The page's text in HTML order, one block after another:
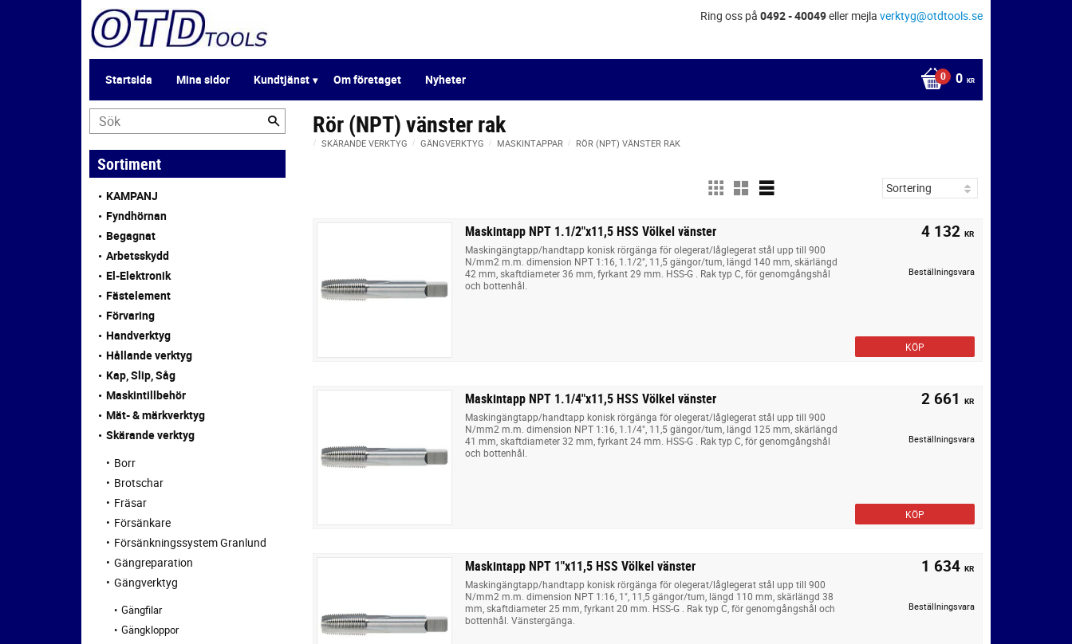
Ring oss på 0492 - 40049eller mejla verktyg@otdtools.se
Startsida Mina sidor Kundtjänst Om företaget Nyheter 0 KR
Rör (NPT) vänster rak
SKÄRANDE VERKTYG GÄNGVERKTYG MASKINTAPPAR RÖR (NPT) VÄNSTER RAK
Maskintapp NPT 1.1/2"x11,5 HSS Völkel vänster
Maskingängtapp/handtapp konisk rörgänga för olegerat/låglegerat stål upp till 900
N/mm2 m.m. dimension NPT 1:16, 1.1/2", 11,5 gängor/tum, längd 140 mm, skärlängd
42 mm, skaftdiameter 36 mm, fyrkant 29 mm. HSS-G . Rak typ C, för genomgångshål
och bottenhål.
4 132 KR
Beställningsvara
KÖP
Maskintapp NPT 1.1/4"x11,5 HSS Völkel vänster
Maskingängtapp/handtapp konisk rörgänga för olegerat/låglegerat stål upp till 900
N/mm2 m.m. dimension NPT 1:16, 1.1/4", 11,5 gängor/tum, längd 125 mm, skärlängd
41 mm, skaftdiameter 32 mm, fyrkant 24 mm. HSS-G . Rak typ C, för genomgångshål
och bottenhål.
2 661 KR
Beställningsvara
KÖP
Maskintapp NPT 1"x11,5 HSS Völkel vänster
Maskingängtapp/handtapp konisk rörgänga för olegerat/låglegerat stål upp till 900
N/mm2 m.m. dimension NPT 1:16, 1", 11,5 gängor/tum, längd 110 mm, skärlängd 38
mm, skaftdiameter 25 mm, fyrkant 20 mm. HSS-G . Rak typ C, för genomgångshål och
bottenhål. Vänstergänga.
1 634 KR
Beställningsvara
Sortiment
KAMPANJ
Fyndhörnan
Begagnat
Arbetsskydd
El-Elektronik
Fästelement
Förvaring
Handverktyg
Hållande verktyg
Kap, Slip, Såg
Maskintillbehör
Mät- & märkverktyg
Skärande verktyg
Borr
Brotschar
Fräsar
Försänkare
Försänkningssystem Granlund
Gängreparation
Gängverktyg
Gängfilar
Gängkloppor